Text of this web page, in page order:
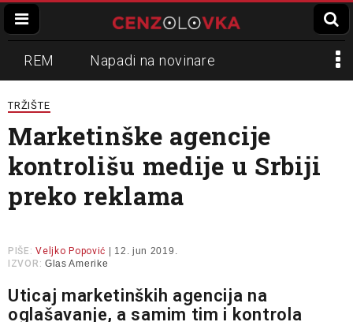
REM Napadi na novinare
Zvučni top
Propaganda Lokalni mediji
Informer Slavko Ćuruvija
TRŽIŠTE
Marketinške agencije
kontrolišu medije u Srbiji
preko reklama
PIŠE: Veljko Popović | 12. jun 2019.
IZVOR: Glas Amerike
Uticaj marketinških agencija na
oglašavanje, a samim tim i kontrola